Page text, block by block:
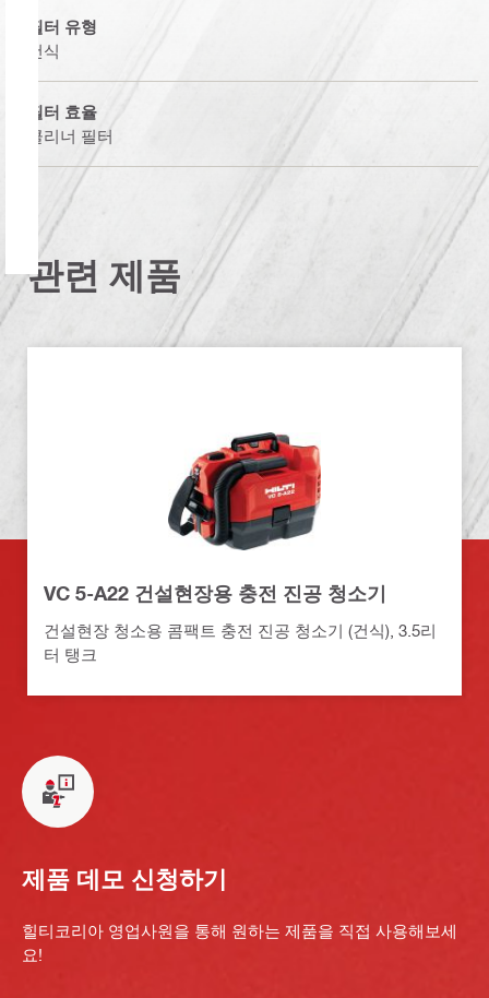
필터 유형
건식
필터 효율
클리너 필터
관련 제품
VC 5-A22 건설현장용 충전 진공 청소기
건설현장 청소용 콤팩트 충전 진공 청소기 (건식), 3.5리
터 탱크
제품 데모 신청하기
힐티코리아 영업사원을 통해 원하는 제품을 직접 사용해보세
요!